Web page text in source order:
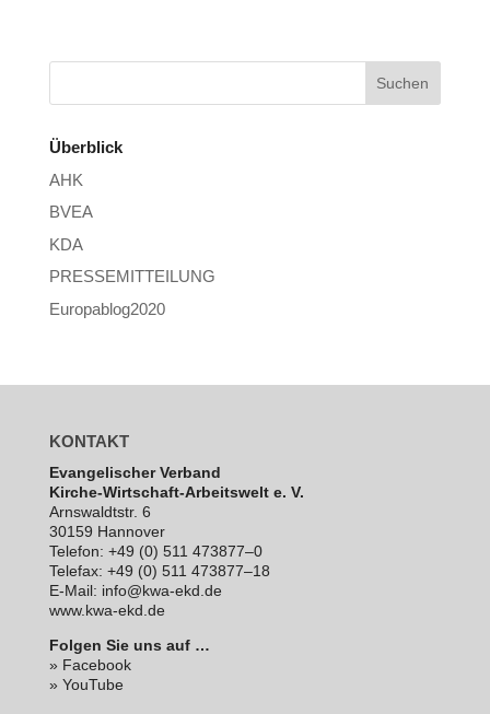
Überblick
AHK
BVEA
KDA
PRESSEMITTEILUNG
Europablog2020
KONTAKT
Evan­ge­li­scher Verband
Kirche-Wirt­schaft-Arbeits­welt e. V.
Arns­waldt­str. 6
30159 Hannover
Telefon: +49 (0) 511 473877–0
Telefax: +49 (0) 511 473877–18
E‑Mail: info@kwa-ekd.de
www.kwa-ekd.de
Folgen Sie uns auf …
» Facebook
» YouTube